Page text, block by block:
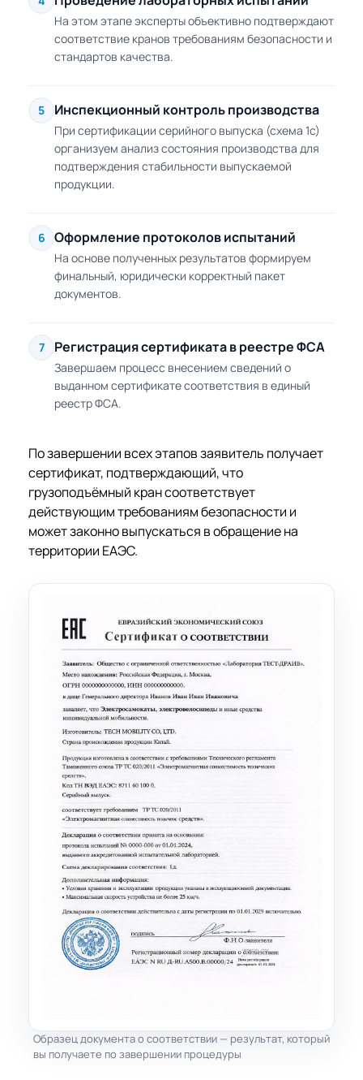
На этом этапе эксперты объективно подтверждают
соответствие кранов требованиям безопасности и
стандартов качества.
5 Инспекционный контроль производства
При сертификации серийного выпуска (схема 1с)
организуем анализ состояния производства для
подтверждения стабильности выпускаемой
продукции.
6 Оформление протоколов испытаний
На основе полученных результатов формируем
финальный, юридически корректный пакет
документов.
7 Регистрация сертификата в реестре ФСА
Завершаем процесс внесением сведений о
выданном сертификате соответствия в единый
реестр ФСА.
По завершении всех этапов заявитель получает
сертификат, подтверждающий, что
грузоподъёмный кран соответствует
действующим требованиям безопасности и
может законно выпускаться в обращение на
территории ЕАЭС.
Образец документа о соответствии — результат, который
вы получаете по завершении процедуры